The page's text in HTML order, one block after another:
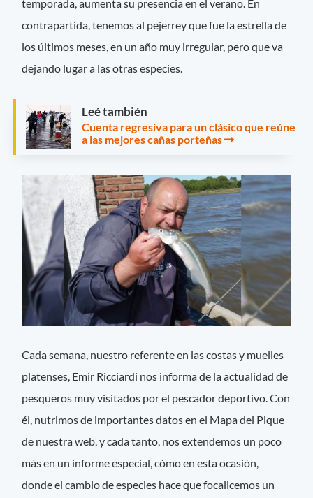
temporada, aumenta su presencia en el verano. En
contrapartida, tenemos al pejerrey que fue la estrella de
los últimos meses, en un año muy irregular, pero que va
dejando lugar a las otras especies.
Leé también
Cuenta regresiva para un clásico que reúne
a las mejores cañas porteñas
Cada semana, nuestro referente en las costas y muelles
platenses, Emir Ricciardi nos informa de la actualidad de
pesqueros muy visitados por el pescador deportivo. Con
él, nutrimos de importantes datos en el Mapa del Pique
de nuestra web, y cada tanto, nos extendemos un poco
más en un informe especial, cómo en esta ocasión,
donde el cambio de especies hace que focalicemos un